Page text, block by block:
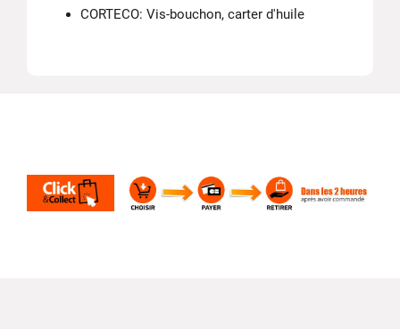
CORTECO: Vis-bouchon, carter d'huile